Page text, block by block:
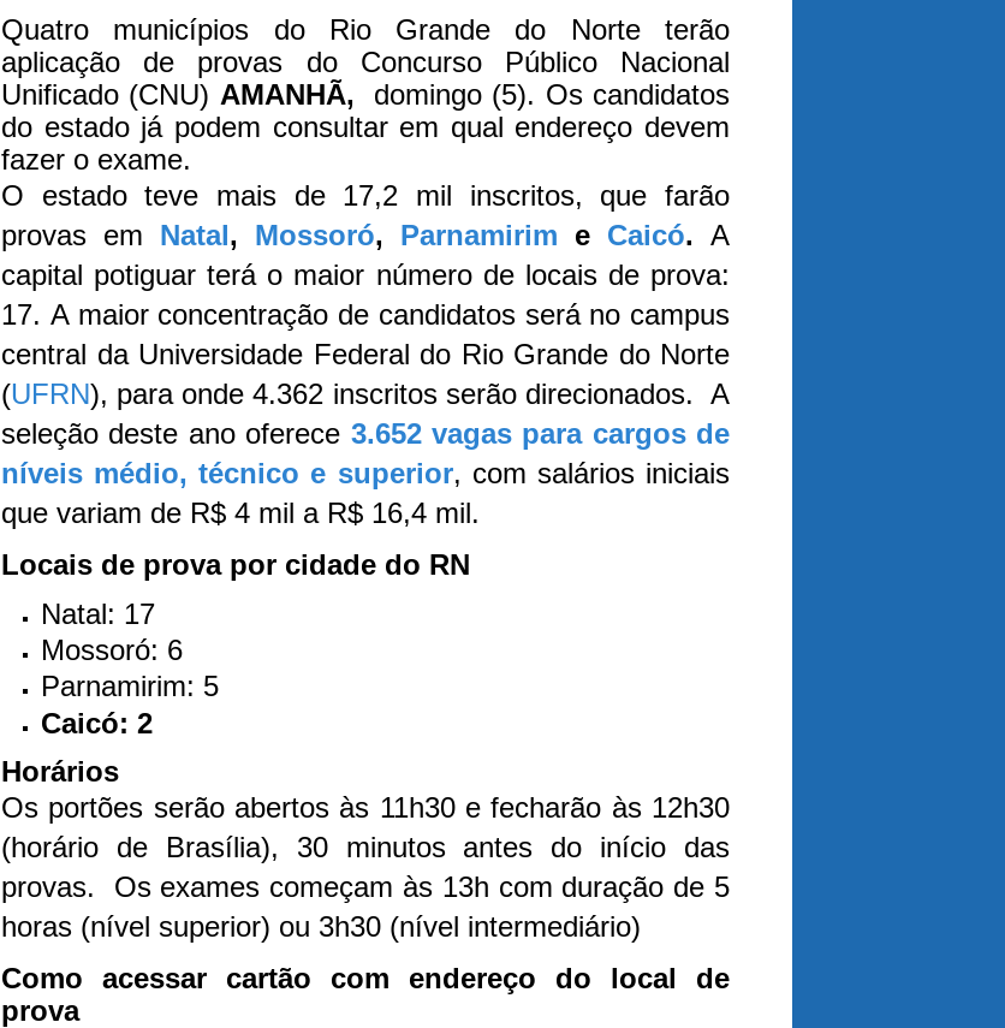
Quatro municípios do Rio Grande do Norte terão
aplicação de provas do Concurso Público Nacional
Unificado (CNU) AMANHÃ,
domingo (5). Os candidatos
do estado já podem consultar em qual endereço devem
fazer o exame.
O estado teve mais de 17,2 mil inscritos, que farão
provas em Natal, Mossoró, Parnamirim e Caicó. A
capital potiguar terá o maior número de locais de prova:
17. A maior concentração de candidatos será no campus
central da Universidade Federal do Rio Grande do Norte
(UFRN), para onde 4.362 inscritos serão direcionados. A
seleção deste ano oferece 3.652 vagas para cargos de
níveis médio, técnico e superior, com salários iniciais
que variam de R$ 4 mil a R$ 16,4 mil.
Locais de prova por cidade do RN
Natal: 17
Mossoró: 6
Parnamirim: 5
Caicó: 2
Horários
Os portões serão abertos às 11h30 e fecharão às 12h30
(horário de Brasília), 30 minutos antes do início das
provas. Os exames começam às 13h com duração de 5
horas (nível superior) ou 3h30 (nível intermediário)
Como acessar cartão com endereço do local de
prova